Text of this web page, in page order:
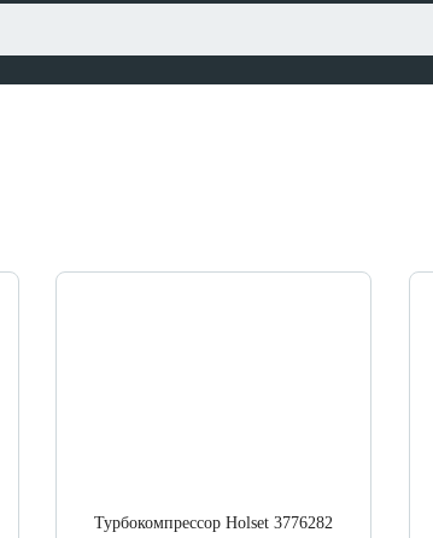
Турбокомпрессор Holset 3776282